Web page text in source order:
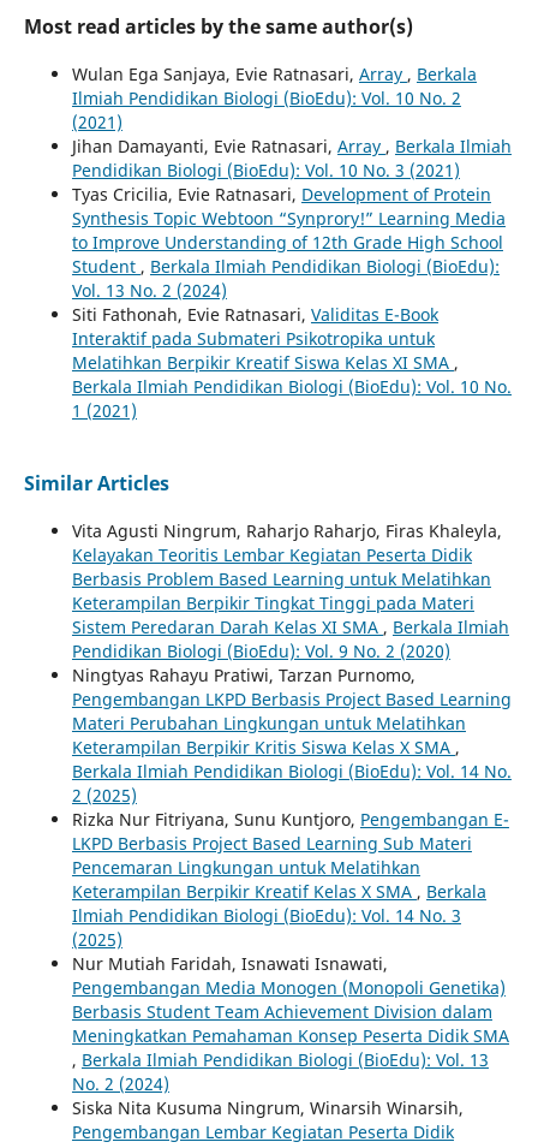
Most read articles by the same author(s)
Wulan Ega Sanjaya, Evie Ratnasari, Array , Berkala
Ilmiah Pendidikan Biologi (BioEdu): Vol. 10 No. 2
(2021)
Jihan Damayanti, Evie Ratnasari, Array , Berkala Ilmiah
Pendidikan Biologi (BioEdu): Vol. 10 No. 3 (2021)
Tyas Cricilia, Evie Ratnasari, Development of Protein
Synthesis Topic Webtoon “Synprory!” Learning Media
to Improve Understanding of 12th Grade High School
Student , Berkala Ilmiah Pendidikan Biologi (BioEdu):
Vol. 13 No. 2 (2024)
Siti Fathonah, Evie Ratnasari, Validitas E-Book
Interaktif pada Submateri Psikotropika untuk
Melatihkan Berpikir Kreatif Siswa Kelas XI SMA ,
Berkala Ilmiah Pendidikan Biologi (BioEdu): Vol. 10 No.
1 (2021)
Similar Articles
Vita Agusti Ningrum, Raharjo Raharjo, Firas Khaleyla,
Kelayakan Teoritis Lembar Kegiatan Peserta Didik
Berbasis Problem Based Learning untuk Melatihkan
Keterampilan Berpikir Tingkat Tinggi pada Materi
Sistem Peredaran Darah Kelas XI SMA , Berkala Ilmiah
Pendidikan Biologi (BioEdu): Vol. 9 No. 2 (2020)
Ningtyas Rahayu Pratiwi, Tarzan Purnomo,
Pengembangan LKPD Berbasis Project Based Learning
Materi Perubahan Lingkungan untuk Melatihkan
Keterampilan Berpikir Kritis Siswa Kelas X SMA ,
Berkala Ilmiah Pendidikan Biologi (BioEdu): Vol. 14 No.
2 (2025)
Rizka Nur Fitriyana, Sunu Kuntjoro, Pengembangan E-
LKPD Berbasis Project Based Learning Sub Materi
Pencemaran Lingkungan untuk Melatihkan
Keterampilan Berpikir Kreatif Kelas X SMA , Berkala
Ilmiah Pendidikan Biologi (BioEdu): Vol. 14 No. 3
(2025)
Nur Mutiah Faridah, Isnawati Isnawati,
Pengembangan Media Monogen (Monopoli Genetika)
Berbasis Student Team Achievement Division dalam
Meningkatkan Pemahaman Konsep Peserta Didik SMA
, Berkala Ilmiah Pendidikan Biologi (BioEdu): Vol. 13
No. 2 (2024)
Siska Nita Kusuma Ningrum, Winarsih Winarsih,
Pengembangan Lembar Kegiatan Peserta Didik